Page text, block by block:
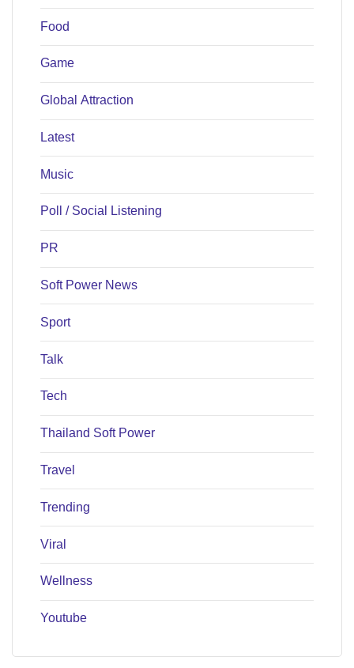
Food
Game
Global Attraction
Latest
Music
Poll / Social Listening
PR
Soft Power News
Sport
Talk
Tech
Thailand Soft Power
Travel
Trending
Viral
Wellness
Youtube